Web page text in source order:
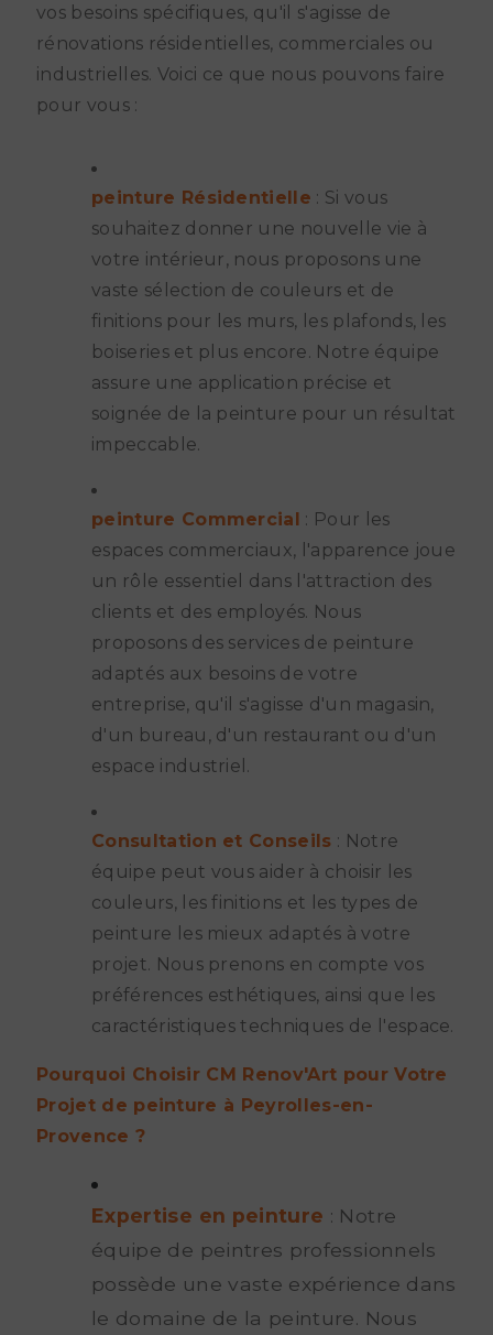
vos besoins spécifiques, qu'il s'agisse de
rénovations résidentielles, commerciales ou
industrielles. Voici ce que nous pouvons faire
pour vous :
peinture Résidentielle : Si vous
souhaitez donner une nouvelle vie à
votre intérieur, nous proposons une
vaste sélection de couleurs et de
finitions pour les murs, les plafonds, les
boiseries et plus encore. Notre équipe
assure une application précise et
soignée de la peinture pour un résultat
impeccable.
peinture Commercial : Pour les
espaces commerciaux, l'apparence joue
un rôle essentiel dans l'attraction des
clients et des employés. Nous
proposons des services de peinture
adaptés aux besoins de votre
entreprise, qu'il s'agisse d'un magasin,
d'un bureau, d'un restaurant ou d'un
espace industriel.
Consultation et Conseils : Notre
équipe peut vous aider à choisir les
couleurs, les finitions et les types de
peinture les mieux adaptés à votre
projet. Nous prenons en compte vos
préférences esthétiques, ainsi que les
caractéristiques techniques de l'espace.
Pourquoi Choisir CM Renov'Art pour Votre
Projet de peinture à Peyrolles-en-
Provence ?
Expertise en peinture : Notre
équipe de peintres professionnels
possède une vaste expérience dans
le domaine de la peinture. Nous